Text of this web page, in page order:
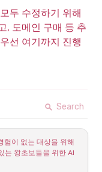
두 수정하기 위해
, 도메인 구매 등 추
선 여기까지 진행
Search
험이 없는 대상을 위해
는 왕초보들을 위한 AI